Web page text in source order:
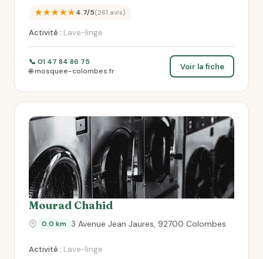
★★★★★4.7/5(261 avis)
Activité : Lave-linge
📞 01 47 84 86 75
🌐 mosquee-colombes.fr
Voir la fiche
Mourad Chahid
0.0 km 3 Avenue Jean Jaures, 92700 Colombes
Activité : Lave-linge